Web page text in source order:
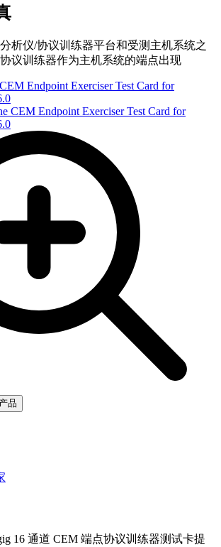
析仪/协议训练器平台和受测主机系统之
议训练器作为主机系统的端点出现
Endpoint Exerciser Test Card for
品
16 通道 CEM 端点协议训练器测试卡提